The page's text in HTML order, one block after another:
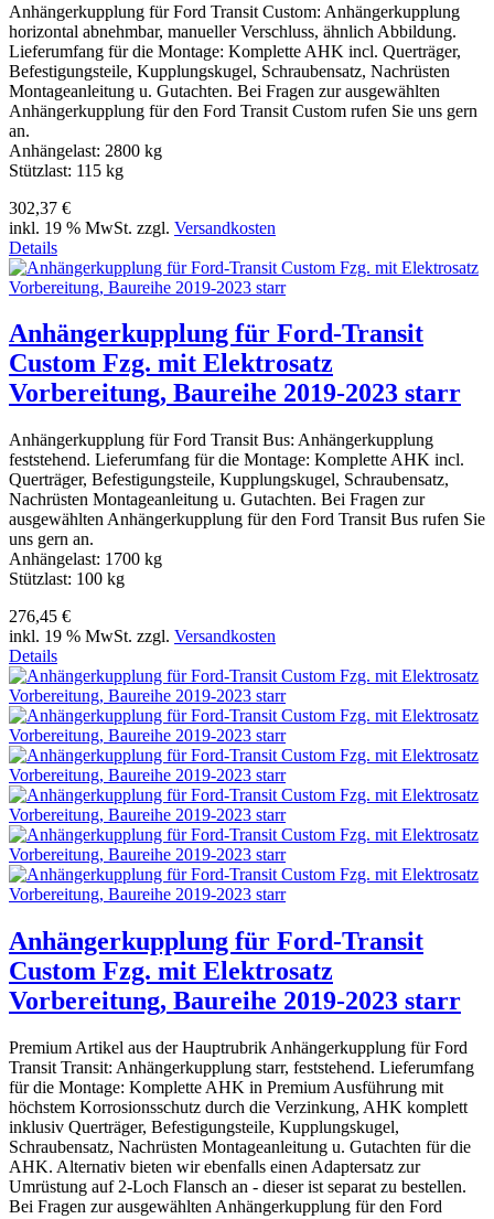
Anhängerkupplung für Ford Transit Custom: Anhängerkupplung
horizontal abnehmbar, manueller Verschluss, ähnlich Abbildung.
Lieferumfang für die Montage: Komplette AHK incl. Querträger,
Befestigungsteile, Kupplungskugel, Schraubensatz, Nachrüsten
Montageanleitung u. Gutachten. Bei Fragen zur ausgewählten
Anhängerkupplung für den Ford Transit Custom rufen Sie uns gern
an.
Anhängelast: 2800 kg
Stützlast: 115 kg
302,37 €
inkl. 19 % MwSt. zzgl. Versandkosten
Details
Anhängerkupplung für Ford-Transit
Custom Fzg. mit Elektrosatz
Vorbereitung, Baureihe 2019-2023 starr
Anhängerkupplung für Ford Transit Bus: Anhängerkupplung
feststehend. Lieferumfang für die Montage: Komplette AHK incl.
Querträger, Befestigungsteile, Kupplungskugel, Schraubensatz,
Nachrüsten Montageanleitung u. Gutachten. Bei Fragen zur
ausgewählten Anhängerkupplung für den Ford Transit Bus rufen Sie
uns gern an.
Anhängelast: 1700 kg
Stützlast: 100 kg
276,45 €
inkl. 19 % MwSt. zzgl. Versandkosten
Details
Anhängerkupplung für Ford-Transit
Custom Fzg. mit Elektrosatz
Vorbereitung, Baureihe 2019-2023 starr
Premium Artikel aus der Hauptrubrik Anhängerkupplung für Ford
Transit Transit: Anhängerkupplung starr, feststehend. Lieferumfang
für die Montage: Komplette AHK in Premium Ausführung mit
höchstem Korrosionsschutz durch die Verzinkung, AHK komplett
inklusiv Querträger, Befestigungsteile, Kupplungskugel,
Schraubensatz, Nachrüsten Montageanleitung u. Gutachten für die
AHK. Alternativ bieten wir ebenfalls einen Adaptersatz zur
Umrüstung auf 2-Loch Flansch an - dieser ist separat zu bestellen.
Bei Fragen zur ausgewählten Anhängerkupplung für den Ford